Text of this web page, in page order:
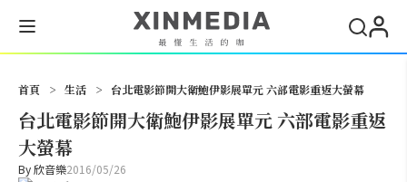
首頁 > 生活 > 台北電影節開大衛鮑伊影展單元 六部電影重返大螢幕
台北電影節開大衛鮑伊影展單元 六部電影重返
大螢幕
By欣音樂2016/05/26